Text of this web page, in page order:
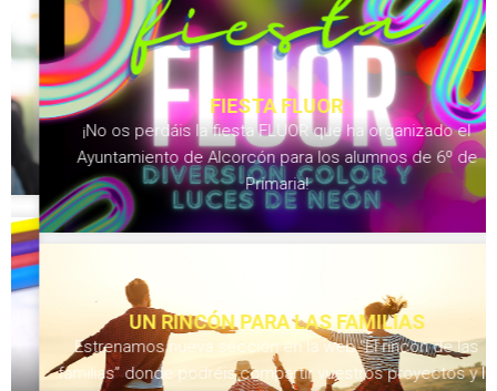
FIESTA FLUOR
¡No os perdáis la fiesta FLUOR que ha organizado el
Ayuntamiento de Alcorcón para los alumnos de 6º de
Primaria!
UN RINCÓN PARA LAS FAMILIAS
Estrenamos nueva sección en la web “El rincón de las
familias” donde podréis compartir vuestros proyectos y lo